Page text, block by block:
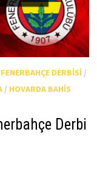
DERBISI/
/ HOVARDA BAHIS
Derbi